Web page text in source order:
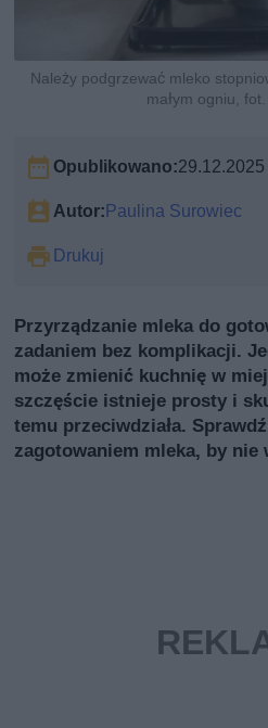
Należy podgrzewać mleko
małym ogniu,
Opublikowano:29.12.2025
Autor:Paulina Surowiec
Drukuj
Przyrządzanie mleka do
zadaniem bez komplikacji.
może zmienić kuchnię w
szczęście istnieje prosty i
temu przeciwdziała.
zagotowaniem mleka, by nie